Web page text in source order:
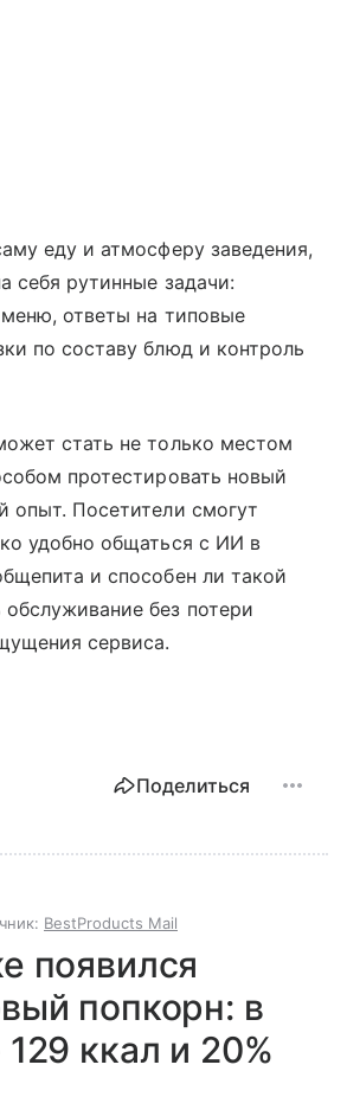
еду и атмосферу заведения,
себя рутинные задачи:
ответы на типовые
по составу блюд и контроль
стать не только местом
протестировать новый
опыт. Посетители смогут
удобно общаться с ИИ в
и способен ли такой
без потери
сервиса.
Поделиться
BestProducts Mail
появился
попкорн: в
ккал и 20%